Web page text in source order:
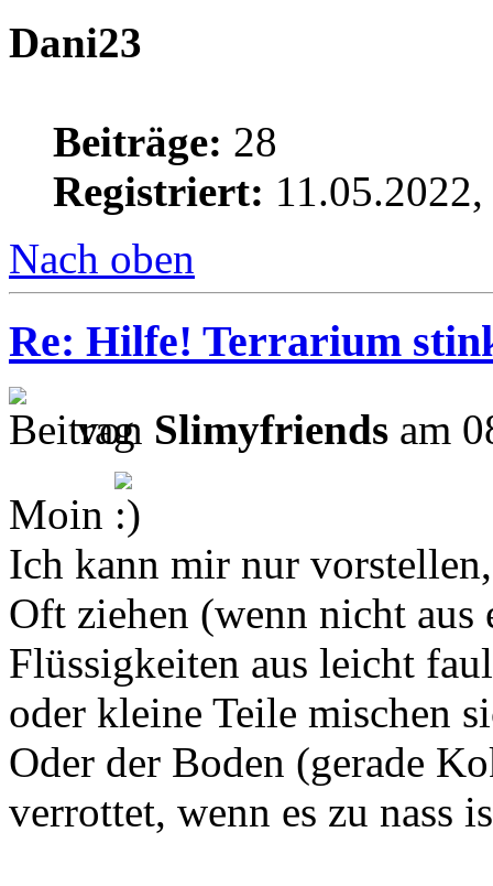
Dani23
Beiträge: 28
Registriert:
Nach oben
Re: Hilfe! Terrarium
von Slimyfriends am
Moin
Ich kann mir nur
Oft ziehen (wenn nicht
Flüssigkeiten aus leicht
oder kleine Teile mischen
Oder der Boden (gerade
verrottet, wenn es zu nass